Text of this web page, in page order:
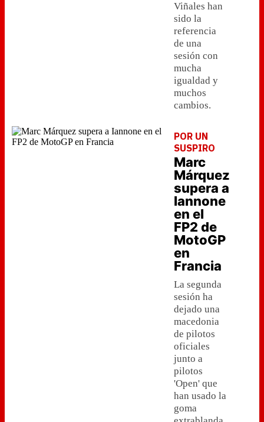
Viñales han
sido la
referencia
de una
sesión con
mucha
igualdad y
muchos
cambios.
POR UN
SUSPIRO
Marc
Márquez
supera a
Iannone
en el
FP2 de
MotoGP
en
Francia
La segunda
sesión ha
dejado una
macedonia
de pilotos
oficiales
junto a
pilotos
'Open' que
han usado la
goma